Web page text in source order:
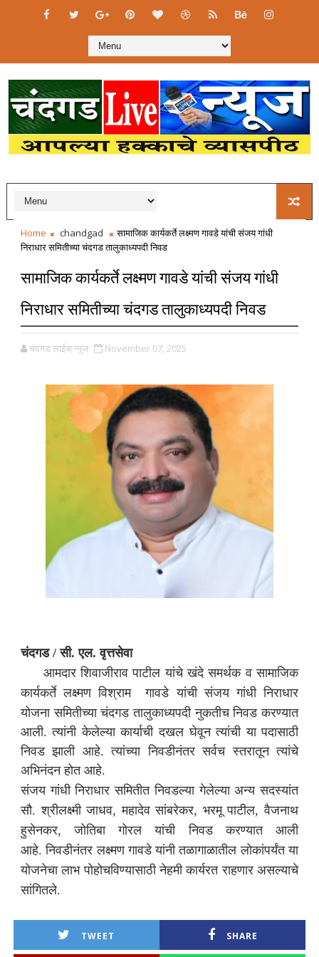
Home chandgad
सामाजिक कार्यकर्ते लक्ष्मण गावडे यांची संजय गांधी
निराधार समितीच्या चंदगड तालुकाध्यपदी निवड
सामाजिक कार्यकर्ते लक्ष्मण गावडे यांची संजय गांधी
निराधार समितीच्या चंदगड तालुकाध्यपदी निवड
चंदगड लाईव्ह न्युज November 07, 2025
चंदगड / सी. एल. वृत्तसेवा
आमदार शिवाजीराव पाटील यांचे खंदे समर्थक व सामाजिक
कार्यकर्तेलक्ष्मण विश्राम गावडे यांची संजय गांधी निराधार
योजना समितीच्या चंदगड तालुकाध्यपदी नुकतीच निवड करण्यात
आली. त्यांनी केलेल्या कार्याची दखल घेवून त्यांची या पदासाठी
निवड झाली आहे. त्यांच्या निवडीनंतर सर्वच स्तरातून त्यांचे
अभिनंदन होत आहे.
संजय गांधी निराधार समितीत निवडल्या गेलेल्या अन्य सदस्यांत
सौ. श्रीलक्ष्मी जाधव, महादेव सांबरेकर, भरमू पाटील, वैजनाथ
हुसेनकर, जोतिबा गोरल यांची निवड करण्यात आली
आहे.निवडीनंतर लक्ष्मण गावडे यांनीतळागाळातील लोकांपर्यंत या
योजनेचा लाभ पोहोचविण्यासाठी नेहमी कार्यरत राहणार असल्याचे
सांगितले.
TWEET SHARE